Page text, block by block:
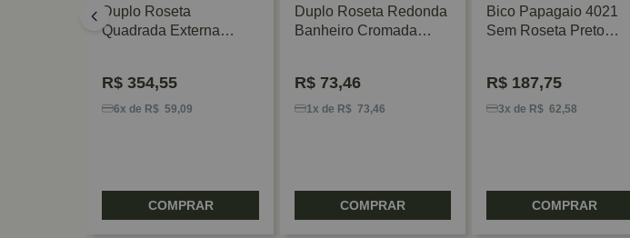
Duplo Roseta
Quadrada Externa
R$ 354,55
6x de R$ 59,09
COMPRAR
Duplo Roseta Redonda
Banheiro Cromada
R$73,46
1x de R$ 73,46
COMPRAR
Bico Papagaio 4021
Sem Roseta Preto
R$187,75
3x de R$ 62,58
COMPRAR